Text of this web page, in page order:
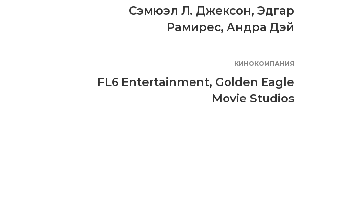
Сэмюэл Л. Джексон, Эдгар
Рамирес, Андра Дэй
КИНОКОМПАНИЯ
FL6 Entertainment, Golden Eagle
Movie Studios